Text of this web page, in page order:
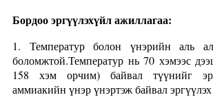
Бордоо эргүүлэхүйл ажиллагаа:
1. Температур болон үнэрийн аль
боломжтой.Температур нь 70 хэмээс
158 хэм орчим) байвал түүнийг
аммиакийн үнэр үнэртэж байвал эргүүлэх